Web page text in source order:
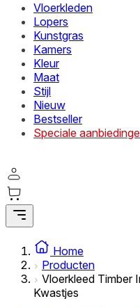
Vloerkleden
Lopers
Kunstgras
Kamers
Kleur
Maat
Stijl
Nieuw
Bestseller
Speciale
Home
Producten
Vloerkleed Timber
Kwastjes
Noodzakelijke
verandert,
interessant